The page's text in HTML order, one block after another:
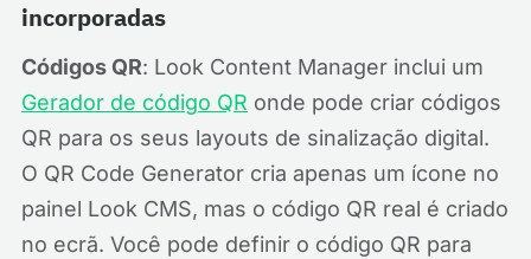
incorporadas
Códigos QR: Look Content Manager inclui um
Gerador de código QR onde pode criar códigos
QR para os seus layouts de sinalização digital.
O QR Code Generator cria apenas um ícone no
painel Look CMS, mas o código QR real é criado
no ecrã. Você pode definir o código QR para